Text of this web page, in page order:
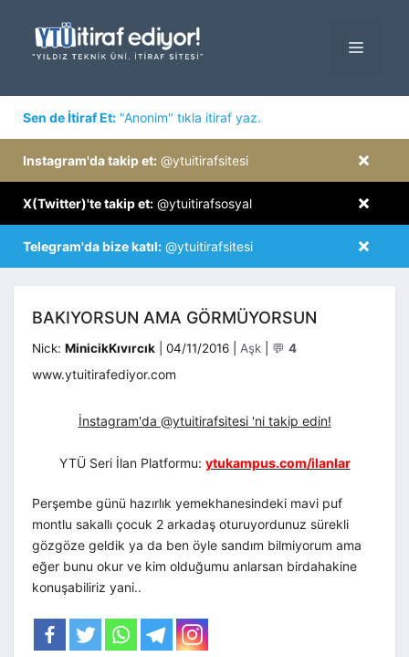
MENÜ
Sen de İtiraf Et: "Anonim" tıkla itiraf yaz.
×
Instagram'da takip et: @ytuitirafsitesi
×
X(Twitter)'te takip et: @ytuitirafsosyal
×
Telegram'da bize katıl: @ytuitirafsitesi
BAKIYORSUN AMA GÖRMÜYORSUN
Nick: MinicikKıvırcık 04/11/2016 Kategoriler
Aşk 💬 4
www.ytuitirafediyor.com
İnstagram'da @ytuitirafsitesi 'ni takip edin!
YTÜ Seri İlan Platformu: ytukampus.com/ilanlar
Perşembe günü hazırlık yemekhanesindeki mavi puf
montlu sakallı çocuk 2 arkadaş oturuyordunuz sürekli
gözgöze geldik ya da ben öyle sandım bilmiyorum ama
eğer bunu okur ve kim olduğumu anlarsan birdahakine
konuşabiliriz yani..